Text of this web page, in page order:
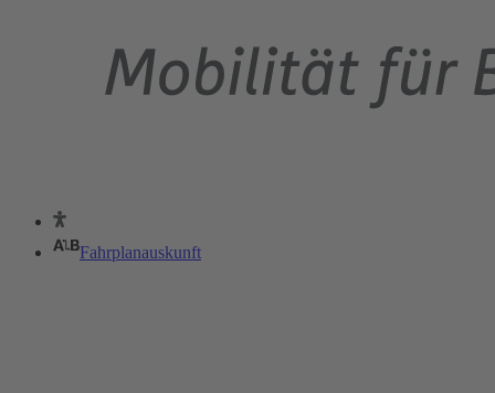
Fahrplanauskunft